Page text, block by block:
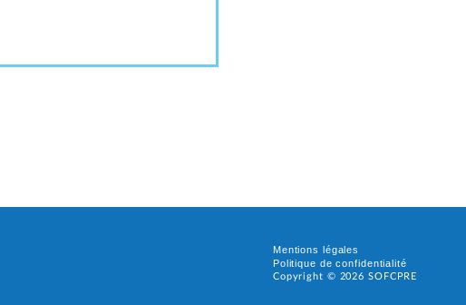
Mentions légales
Politique de confidentialité
Copyright © 2026 SOFCPRE